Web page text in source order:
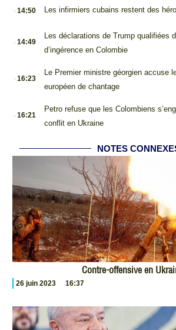
14:50 Les infirmiers cubains restent des
14:49
Les déclarations de Trump qualifiées
d’ingérence en Colombie
16:23
Le Premier ministre géorgien accuse
européen de chantage
16:21
Petro refuse que les Colombiens
conflit en Ukraine
NOTES
Contre-offensive en
26 juin 2023 16:37